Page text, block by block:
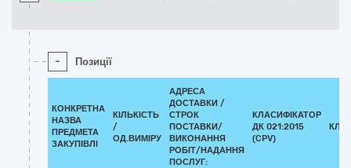
- Позиції
КОНКРЕТНА
НАЗВА
ПРЕДМЕТА
ЗАКУПІВЛІ
КІЛЬКІСТЬ
/
ОД.ВИМІРУ
АДРЕСА
ДОСТАВКИ /
СТРОК
ПОСТАВКИ/
ВИКОНАННЯ
РОБІТ/НАДАННЯ
ПОСЛУГ:
КЛАСИФІКАТОР
ДК 021:2015
(CPV)